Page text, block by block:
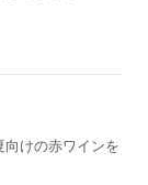
けの赤ワインを